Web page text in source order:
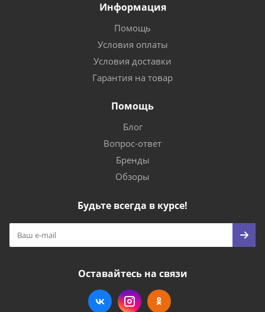
Информация
Помощь
Условия оплаты
Условия доставки
Гарантия на товар
Помощь
Блог
Вопрос-ответ
Бренды
Обзоры
Будьте всегда в курсе!
Оставайтесь на связи